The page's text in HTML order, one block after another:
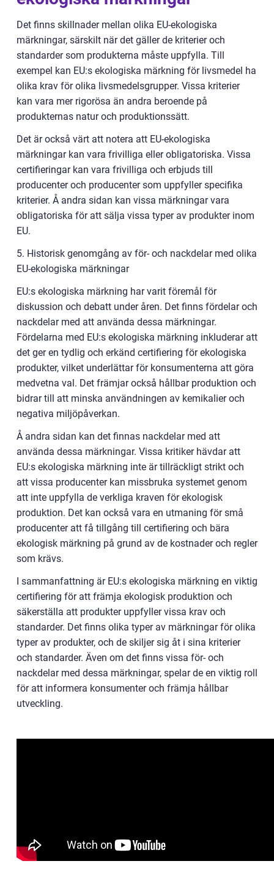
Det finns skillnader mellan olika EU-ekologiska
märkningar, särskilt när det gäller de kriterier och
standarder som produkterna måste uppfylla. Till
exempel kan EU:s ekologiska märkning för livsmedel ha
olika krav för olika livsmedelsgrupper. Vissa kriterier
kan vara mer rigorösa än andra beroende på
produkternas natur och produktionssätt.
Det är också värt att notera att EU-ekologiska
märkningar kan vara frivilliga eller obligatoriska. Vissa
certifieringar kan vara frivilliga och erbjuds till
producenter och producenter som uppfyller specifika
kriterier. Å andra sidan kan vissa märkningar vara
obligatoriska för att sälja vissa typer av produkter inom
EU.
5. Historisk genomgång av för- och nackdelar med olika
EU-ekologiska märkningar
EU:s ekologiska märkning har varit föremål för
diskussion och debatt under åren. Det finns fördelar och
nackdelar med att använda dessa märkningar.
Fördelarna med EU:s ekologiska märkning inkluderar att
det ger en tydlig och erkänd certifiering för ekologiska
produkter, vilket underlättar för konsumenterna att göra
medvetna val. Det främjar också hållbar produktion och
bidrar till att minska användningen av kemikalier och
negativa miljöpåverkan.
Å andra sidan kan det finnas nackdelar med att
använda dessa märkningar. Vissa kritiker hävdar att
EU:s ekologiska märkning inte är tillräckligt strikt och
att vissa producenter kan missbruka systemet genom
att inte uppfylla de verkliga kraven för ekologisk
produktion. Det kan också vara en utmaning för små
producenter att få tillgång till certifiering och bära
ekologisk märkning på grund av de kostnader och regler
som krävs.
I sammanfattning är EU:s ekologiska märkning en viktig
certifiering för att främja ekologisk produktion och
säkerställa att produkter uppfyller vissa krav och
standarder. Det finns olika typer av märkningar för olika
typer av produkter, och de skiljer sig åt i sina kriterier
och standarder. Även om det finns vissa för- och
nackdelar med dessa märkningar, spelar de en viktig roll
för att informera konsumenter och främja hållbar
utveckling.